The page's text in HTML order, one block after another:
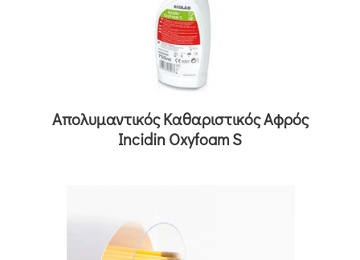
Aπολυμαντικός Kαθαριστικός Aφρός
Incidin Oxyfoam S